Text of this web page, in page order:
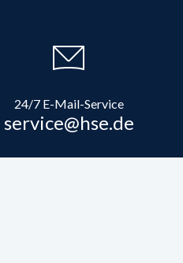
24/7 E-Mail-Service
service@hse.de